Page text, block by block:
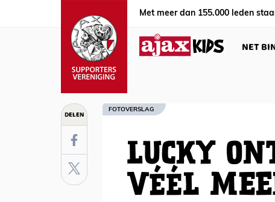
Met meer dan 155.000 leden
NET
DELEN FOTOVERSLAG
LUCKY
VÉÉL